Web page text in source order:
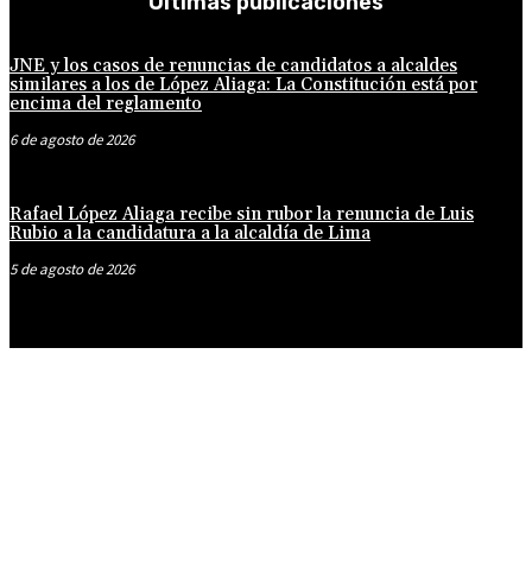
JNE y los casos de renuncias de candidatos a alcaldes
similares a los de López Aliaga: La Constitución está por
encima del reglamento
6 de agosto de 2026
Rafael López Aliaga recibe sin rubor la renuncia de Luis
Rubio a la candidatura a la alcaldía de Lima
5 de agosto de 2026